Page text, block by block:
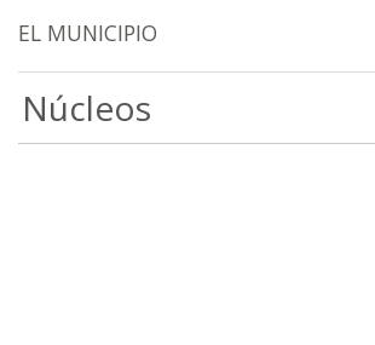
EL MUNICIPIO
Núcleos